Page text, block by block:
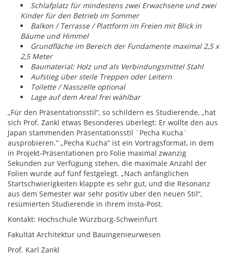
Schlafplatz für mindestens zwei Erwachsene und zwei
Kinder für den Betrieb im Sommer
Balkon / Terrasse / Plattform im Freien mit Blick in
Bäume und Himmel
Grundfläche im Bereich der Fundamente maximal 2,5 x
2,5 Meter
Baumaterial: Holz und als Verbindungsmittel Stahl
Aufstieg über steile Treppen oder Leitern
Toilette / Nasszelle optional
Lage auf dem Areal frei wählbar
„Für den Präsentationsstil“, so schildern es Studierende, „hat
sich Prof. Zankl etwas Besonderes überlegt: Er wollte den aus
Japan stammenden Präsentationsstil `Pecha Kucha`
ausprobieren.“ „Pecha Kucha“ ist ein Vortragsformat, in dem
in Projekt-Präsentationen pro Folie maximal zwanzig
Sekunden zur Verfügung stehen, die maximale Anzahl der
Folien wurde auf fünf festgelegt. „Nach anfänglichen
Startschwierigkeiten klappte es sehr gut, und die Resonanz
aus dem Semester war sehr positiv über den neuen Stil“,
resümierten Studierende in ihrem Insta-Post.
Kontakt: Hochschule Würzburg-Schweinfurt
Fakultät Architektur und Bauingenieurwesen
Prof. Karl Zankl